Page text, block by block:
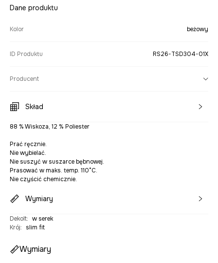
Dane produktu
Kolor beżowy
ID Produktu RS26-TSD304-01X
Producent
Skład
88 % Wiskoza, 12 % Poliester
Prać ręcznie.
Nie wybielać.
Nie suszyć w suszarce bębnowej.
Prasować w maks. temp. 110°C.
Nie czyścić chemicznie.
Wymiary
Dekolt: w serek
Krój: slim fit
Wymiary